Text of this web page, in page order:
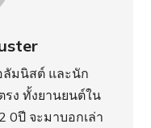
มนิสต์ และนัก
ง ทั้งยานยนต์ใน
0ปี จะมาบอกเล่า